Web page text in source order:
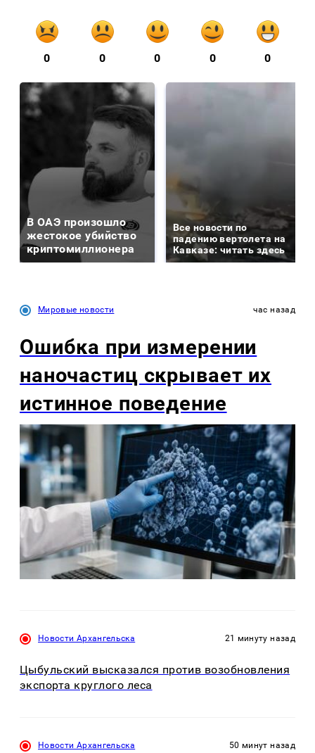
0 0 0 0 0
В ОАЭ произошло
жестокое убийство
криптомиллионера
Все новости по
падению вертолета на
Кавказе: читать здесь
Мировые новости час назад
Ошибка при измерении
наночастиц скрывает их
истинное поведение
Новости Архангельска 21 минуту назад
Цыбульский высказался против возобновления
экспорта круглого леса
Новости Архангельска 50 минут назад